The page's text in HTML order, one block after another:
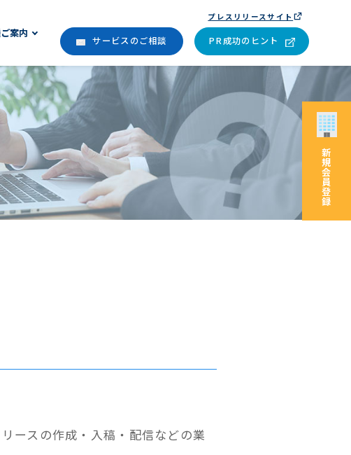
案内
新
規
会
員
登
録
サービスのご相談 PR成功のヒント
プレスリリースサイト
ースの作成・入稿・配信などの業